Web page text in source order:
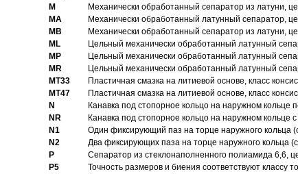
M
Механически обработанный сепаратор из латуни,
MA
Механически обработанный латунный сепаратор,
MB
Механически обработанный сепаратор из латуни,
ML
Цельный механически обработанный латунный
MP
Цельный механически обработанный латунный
MR
Цельный механически обработанный латунный
MT33
Пластичная смазка на литиевой основе, класс
MT47
Пластичная смазка на литиевой основе, класс
N
Канавка под стопорное кольцо на наружном кольце
NR
Канавка под стопорное кольцо на наружном кольце
N1
Один фиксирующий паз на торце наружного кольца
N2
Два фиксирующих паза на торце наружного кольца
P
Cепаратор из стеклонаполненного полиамида 6,6,
P5
Точность размеров и биения соответствуют классу